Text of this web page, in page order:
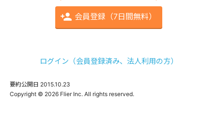
会員登録（7日間無料）
ログイン（会員登録済み、法人利用の方）
要約公開日 2015.10.23